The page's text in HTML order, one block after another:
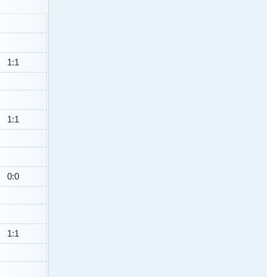
1:1
1:1
0:0
1:1